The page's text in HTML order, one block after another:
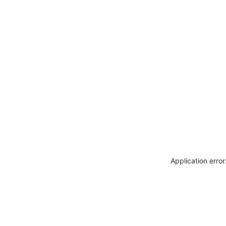
Application